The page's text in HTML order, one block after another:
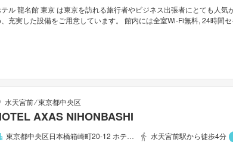
ル 龍名館 東京 は東京を訪れる旅行者やビジネス出張者にとても人
充実した設備をご用意しています。 館内には全室Wi-Fi無料, 24時間
をご満喫ください。 行き届いたサービスとプロフェッショナルな姿勢
水天宮前⁄東京都中央区
AXAS NIHONBASHI
東京都中央区日本橋箱崎町20-12 ホテ… 水天宮前駅から徒歩4分